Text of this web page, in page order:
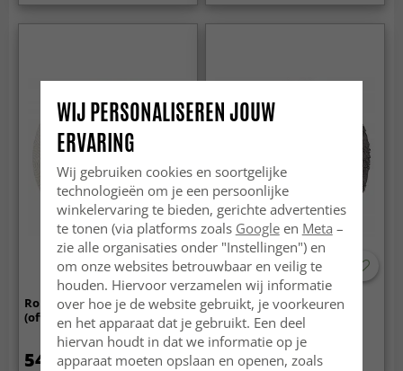
Ronde vloerkleden - Amora
(offwhite)
54.99 €
Ronde Badmat - Tressa
(donkergrijs)
24.99 €
WIJ PERSONALISEREN JOUW
ERVARING
Wij gebruiken cookies en soortgelijke
technologieën om je een persoonlijke
winkelervaring te bieden, gerichte advertenties
te tonen (via platforms zoals Googleen Meta –
zie alle organisaties onder "Instellingen") en
om onze websites betrouwbaar en veilig te
houden. Hiervoor verzamelen wij informatie
over hoe je de website gebruikt, je voorkeuren
en het apparaat dat je gebruikt. Een deel
hiervan houdt in dat we informatie op je
apparaat moeten opslaan en openen, zoals